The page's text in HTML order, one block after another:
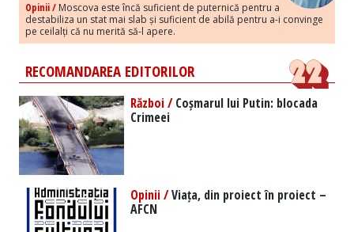
Opinii / Moscova este încă suficient de puternică pentru a
destabiliza un stat mai slab și suficient de abilă pentru a-i convinge
pe ceilalți că nu merită să-l apere.
RECOMANDAREA EDITORILOR
Război /Coșmarul lui Putin: blocada
Crimeei
Opinii /Viața, din proiect în proiect –
AFCN